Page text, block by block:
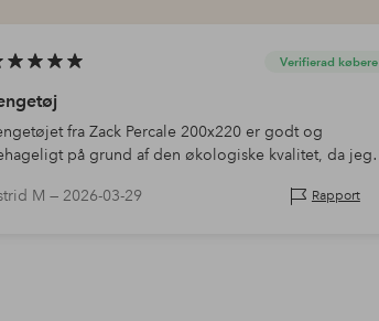
Verifierad købere
fra Zack Percale 200x220 er godt og
på grund af den økologiske kvalitet, da jeg
Min søn fortalte mig, at han s…
M —2026-03-29 Rapport